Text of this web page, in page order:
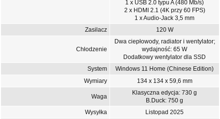
1 x USB 2.0 typu A (480 Mb/s)
2 x HDMI 2.1 (4K przy 60 FPS)
1 x Audio-Jack 3,5 mm
Zasilacz
120 W
Chłodzenie
Dwa ciepłowody, radiator i wentylator;
wydajność: 65 W
Dodatkowy wentylator dla SSD
System
Windows 11 Home (Chinese Edition)
Wymiary
134 x 134 x 59,6 mm
Waga
Klasyczna edycja: 730 g
B.Duck: 750 g
Wysyłka
Listopad 2025